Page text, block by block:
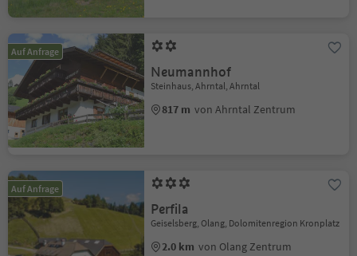
Auf Anfrage
Neumannhof
Steinhaus, Ahrntal, Ahrntal
817 m von Ahrntal Zentrum
Auf Anfrage
Perfila
Geiselsberg, Olang, Dolomitenregion Kronplatz
2.0 km von Olang Zentrum